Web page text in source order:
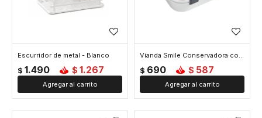
Escurridor de metal - Blanco
$ 1.490 $ 1.267
Vianda Smile Conservadora con divisiones - Blanco
$ 690 $ 587